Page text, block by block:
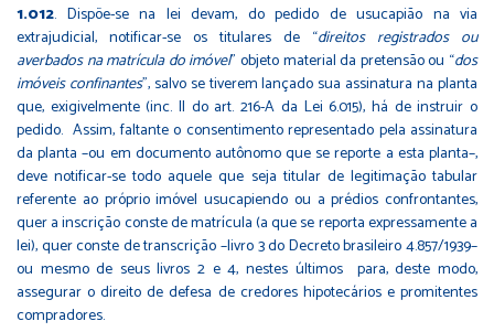
1.012. Dispõe-se na lei devam, do pedido de usucapião na via
extrajudicial, notificar-se os titulares de “direitos registrados ou
averbados na matrícula do imóvel” objeto material da pretensão ou “dos
imóveis confinantes”, salvo se tiverem lançado sua assinatura na planta
que, exigivelmente (inc. II do art. 216-A da Lei 6.015), há de instruir o
pedido. Assim, faltante o consentimento representado pela assinatura
da planta –ou em documento autônomo que se reporte a esta planta–,
deve notificar-se todo aquele que seja titular de legitimação tabular
referente ao próprio imóvel usucapiendo ou a prédios confrontantes,
quer a inscrição conste de matrícula (a que se reporta expressamente a
lei), quer conste de transcrição –livro 3 do Decreto brasileiro 4.857/1939–
ou mesmo de seus livros 2 e 4, nestes últimos para, deste modo,
assegurar o direito de defesa de credores hipotecários e promitentes
compradores.